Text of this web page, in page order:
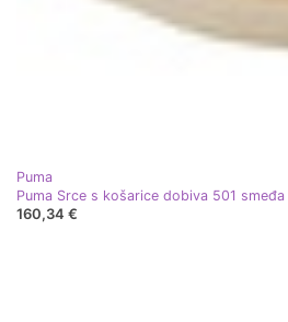
Puma
Puma Srce s košarice dobiva 501 smeđa
160,34 €